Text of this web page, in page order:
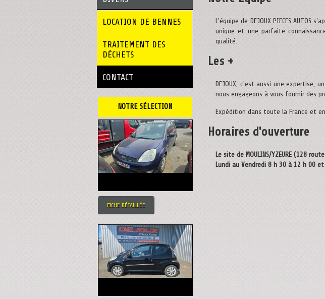
LOCATION DE BENNES
TRAITEMENT DES
DÉCHETS
CONTACT
NOTRE SÉLECTION
FICHE DÉTAILLÉE
L'équipe de DEJOUX PIECES
unique et une parfaite
qualité.
Les +
DEJOUX, c'est aussi une expertise,
nous engageons à vous fournir des
Expédition dans toute la France et
Horaires d'ouverture
Le site de MOULINS/YZEURE (128
Lundi au Vendredi 8 h 30 à 12 h 00